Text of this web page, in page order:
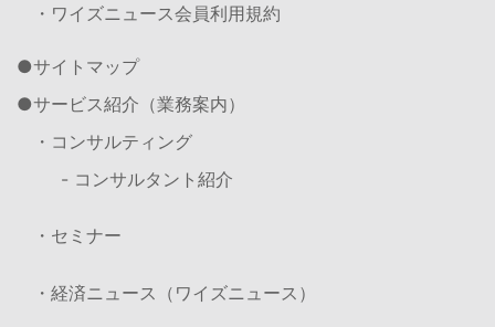
・ワイズニュース会員利用規約
サイトマップ
サービス紹介（業務案内）
・コンサルティング
- コンサルタント紹介
・セミナー
・経済ニュース（ワイズニュース）